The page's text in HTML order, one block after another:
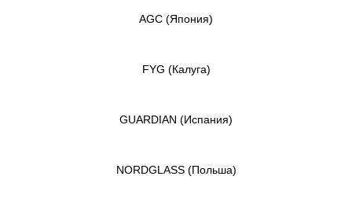
AGC (Япония)
FYG (Калуга)
GUARDIAN (Испания)
NORDGLASS (Польша)